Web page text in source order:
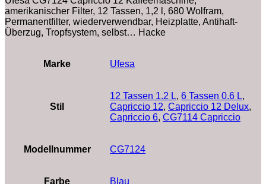
amerikanischer Filter, 12 Tassen, 1,2 l, 680 Wolfram,
Permanentfilter, wiederverwendbar, Heizplatte, Antihaft-
Überzug, Tropfsystem, selbst… Hacke
Marke ‎Ufesa
Stil
12 Tassen 1.2 L, 6 Tassen 0.6 L,
Capriccio 12, Capriccio 12 Delux,
Capriccio 6, CG7114 Capriccio
Modellnummer ‎CG7124
Farbe ‎Blau